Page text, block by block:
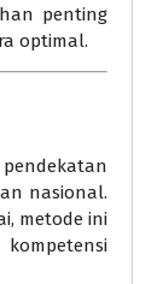
penting
optimal.
nasional.
metode ini